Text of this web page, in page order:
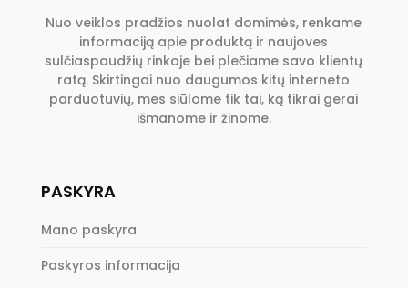
Nuo veiklos pradžios nuolat domimės, renkame
informaciją apie produktą ir naujoves
sulčiaspaudžių rinkoje bei plečiame savo klientų
ratą. Skirtingai nuo daugumos kitų interneto
parduotuvių, mes siūlome tik tai, ką tikrai gerai
išmanome ir žinome.
PASKYRA
Mano paskyra
Paskyros informacija